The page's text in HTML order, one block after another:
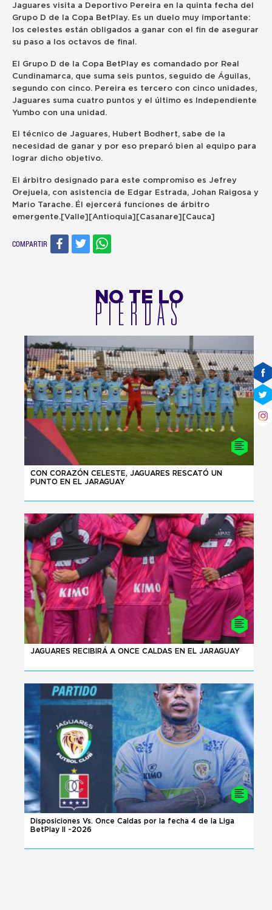
Jaguares visita a Deportivo Pereira en la quinta fecha del
Grupo D de la Copa BetPlay. Es un duelo muy importante:
los celestes están obligados a ganar con el fin de asegurar
su paso a los octavos de final.
El Grupo D de la Copa BetPlay es comandado por Real
Cundinamarca, que suma seis puntos, seguido de Águilas,
segundo con cinco. Pereira es tercero con cinco unidades,
Jaguares suma cuatro puntos y el último es Independiente
Yumbo con una unidad.
El técnico de Jaguares, Hubert Bodhert, sabe de la
necesidad de ganar y por eso preparó bien al equipo para
lograr dicho objetivo.
El árbitro designado para este compromiso es Jefrey
Orejuela, con asistencia de Edgar Estrada, Johan Raigosa y
Mario Tarache. Él ejercerá funciones de árbitro
emergente.[Valle][Antioquia][Casanare][Cauca]
COMPARTIR
NO TE LO
PIERDAS
10 - 08 - 2026
CON CORAZÓN CELESTE, JAGUARES RESCATÓ UN
PUNTO EN EL JARAGUAY
08 - 08 - 2026
JAGUARES RECIBIRÁ A ONCE CALDAS EN EL JARAGUAY
08 - 08 - 2026
Disposiciones Vs. Once Caldas por la fecha 4 de la Liga
BetPlay II -2026